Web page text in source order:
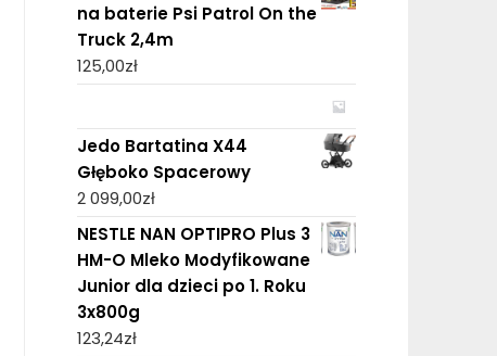
na baterie Psi Patrol On the
Truck 2,4m
125,00zł
Jedo Bartatina X44
Głęboko Spacerowy
2 099,00zł
NESTLE NAN OPTIPRO Plus 3
HM-O Mleko Modyfikowane
Junior dla dzieci po 1. Roku
3x800g
123,24zł